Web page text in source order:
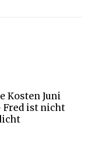
Kosten Juni
Fred ist nicht